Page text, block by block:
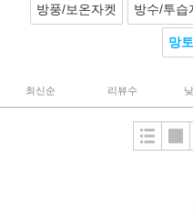
방풍/보온자켓 방수/투습
망
최신순 리뷰수